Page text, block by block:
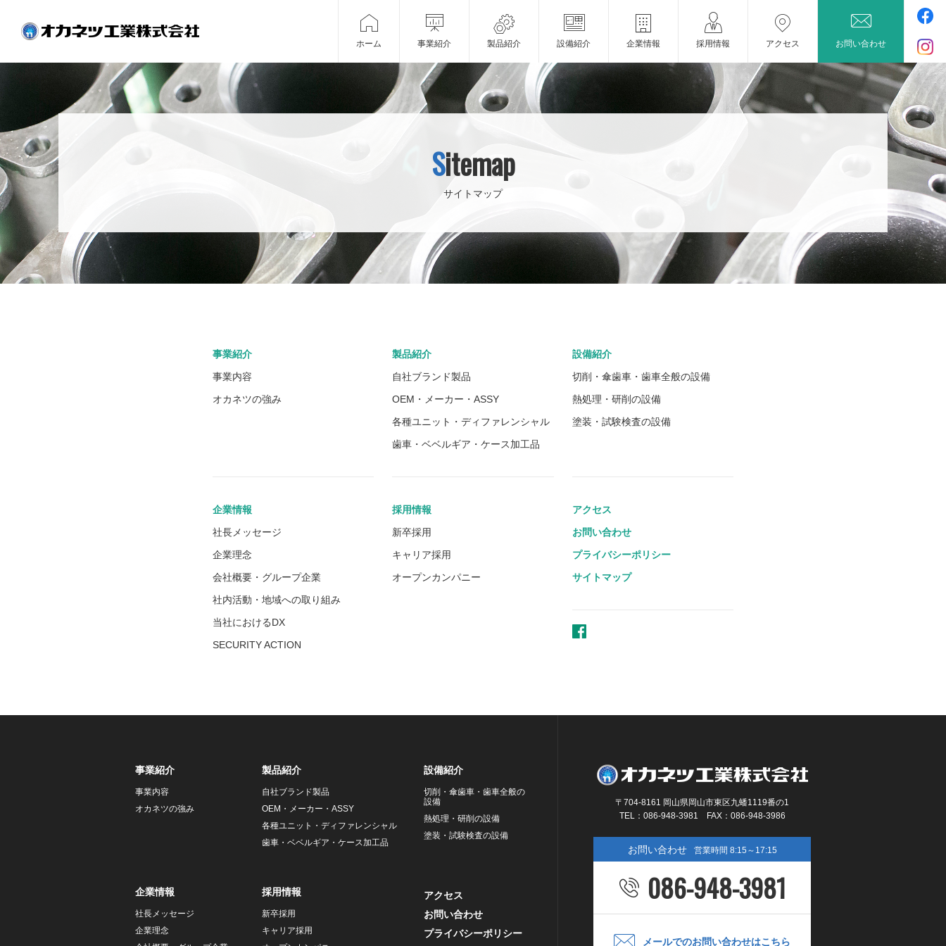
ホーム 事業紹介 製品紹介 設備紹介 企業情報 採用情報 アクセス お問い合わせ
Sitemap
サイトマップ
事業紹介
事業内容
オカネツの強み
製品紹介
自社ブランド製品
OEM・メーカー・ASSY
各種ユニット・ディファレンシャル
歯車・ベベルギア・ケース加工品
設備紹介
切削・傘歯車・歯車全般の設備
熱処理・研削の設備
塗装・試験検査の設備
企業情報
社長メッセージ
企業理念
会社概要・グループ企業
社内活動・地域への取り組み
当社におけるDX
SECURITY ACTION
採用情報
新卒採用
キャリア採用
オープンカンパニー
アクセス
お問い合わせ
プライバシーポリシー
サイトマップ
事業紹介
事業内容
オカネツの強み
製品紹介
自社ブランド製品
OEM・メーカー・ASSY
各種ユニット・ディファレンシャル
歯車・ベベルギア・ケース加工品
設備紹介
切削・傘歯車・歯車全般の
設備
熱処理・研削の設備
塗装・試験検査の設備
企業情報
社長メッセージ
企業理念
採用情報
新卒採用
キャリア採用
アクセス
お問い合わせ
プライバシーポリシー
〒704-8161 岡山県岡山市東区九蟠1119番の1
TEL：086-948-3981 FAX：086-948-3986
お問い合わせ 営業時間 8:15～17:15
086-948-3981
メールでのお問い合わせはこちら